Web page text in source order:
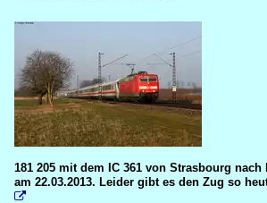
181 205 mit dem IC 361 von Strasbourg
am 22.03.2013. Leider gibt es den Zug so
